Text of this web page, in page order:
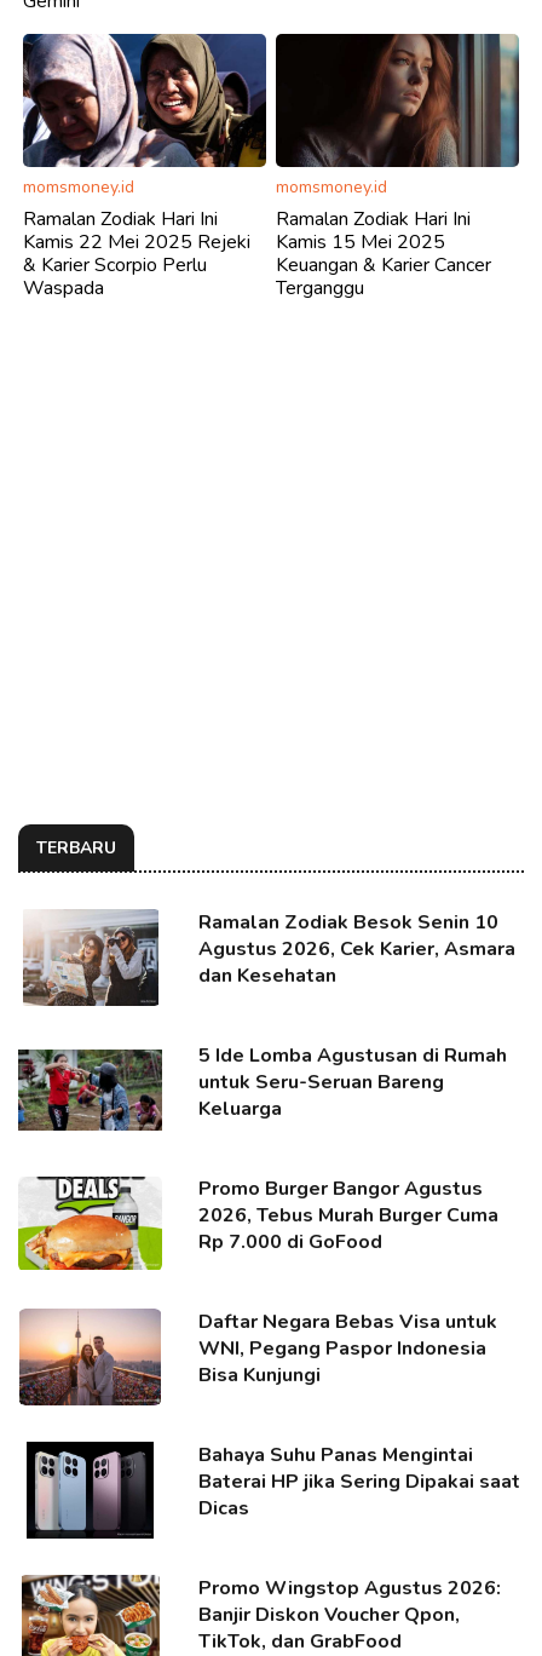
momsmoney.id
Ramalan Zodiak Hari Ini
Kamis 22 Mei 2025 Rejeki
& Karier Scorpio Perlu
Waspada
momsmoney.id
Ramalan Zodiak Hari Ini
Kamis 15 Mei 2025
Keuangan & Karier Cancer
Terganggu
TERBARU
Ramalan Zodiak Besok Senin 10
Agustus 2026, Cek Karier, Asmara
dan Kesehatan
5 Ide Lomba Agustusan di Rumah
untuk Seru-Seruan Bareng
Keluarga
Promo Burger Bangor Agustus
2026, Tebus Murah Burger Cuma
Rp 7.000 di GoFood
Daftar Negara Bebas Visa untuk
WNI, Pegang Paspor Indonesia
Bisa Kunjungi
Bahaya Suhu Panas Mengintai
Baterai HP jika Sering Dipakai saat
Dicas
Promo Wingstop Agustus 2026:
Banjir Diskon Voucher Qpon,
TikTok, dan GrabFood